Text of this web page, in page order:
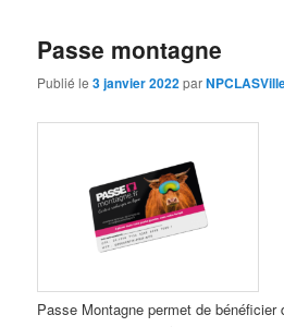
Passe montagne
Publié le3 janvier 2022par
Passe Montagne permet de